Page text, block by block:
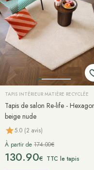
TAPIS INTÉRIEUR MATIÈRE RECYCLÉE
Tapis de salon Re-life -
beige nude
5.0 (2 avis)
À partir de 174.00€
130.90€ TTC le tapis